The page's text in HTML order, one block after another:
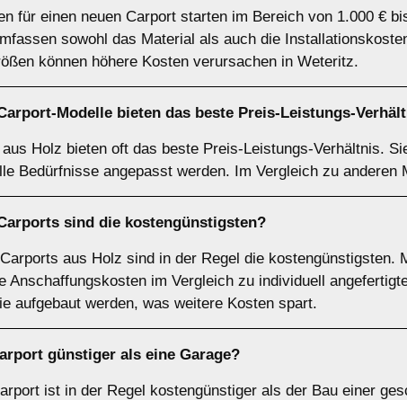
für einen neuen Carport starten im Bereich von 1.000 €
sowohl das Material als auch die
können höhere Kosten verursachen in Weteritz.
Modelle bieten das beste Preis-Leistungs-
Holz bieten oft das beste Preis-Leistungs-Verhältnis.
Bedürfnisse angepasst werden. Im Vergleich zu
sind die kostengünstigsten?
aus Holz sind in der Regel die kostengünstigsten.
Anschaffungskosten im Vergleich zu individuell
aufgebaut werden, was weitere Kosten spart.
günstiger als eine Garage?
ist in der Regel kostengünstiger als der Bau einer